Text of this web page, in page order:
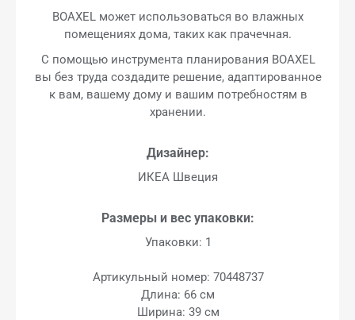
BOAXEL может использоваться во влажных
помещениях дома, таких как прачечная.
С помощью инструмента планирования BOAXEL
вы без труда создадите решение, адаптированное
к вам, вашему дому и вашим потребностям в
хранении.
Дизайнер:
ИКЕА Швеция
Размеры и вес упаковки:
Упаковки: 1
Артикульный номер: 70448737
Длина: 66 см
Ширина: 39 см